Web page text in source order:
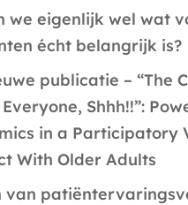
we eigenlijk wel wat
écht belangrijk is?
publicatie – “The
Shhh!!”:
in a Participatory
With Older Adults
van